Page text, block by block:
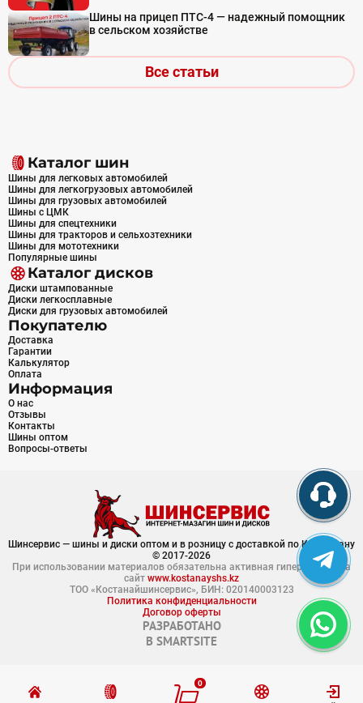
0
Шины на прицеп ПТС-4 — надежный помощник
в сельском хозяйстве
Все статьи
Каталог шин
Шины для легковых автомобилей
Шины для легкогрузовых автомобилей
Шины для грузовых автомобилей
Шины с ЦМК
Шины для спецтехники
Шины для тракторов и сельхозтехники
Шины для мототехники
Популярные шины
Каталог дисков
Диски штампованные
Диски легкосплавные
Диски для грузовых автомобилей
Покупателю
Доставка
Гарантии
Калькулятор
Оплата
Информация
О нас
Отзывы
Контакты
Шины оптом
Вопросы-ответы
Шинсервис — шины и диски оптом и в розницу с доставкой по Казахстану
© 2017-2026
При использовании материалов обязательна активная гиперссылка на
сайт www.kostanayshs.kz
ТОО «Костанайшинсервис», БИН: 020140003123
Политика конфиденциальности
Договор оферты
РАЗРАБОТАНО
В SMARTSITE